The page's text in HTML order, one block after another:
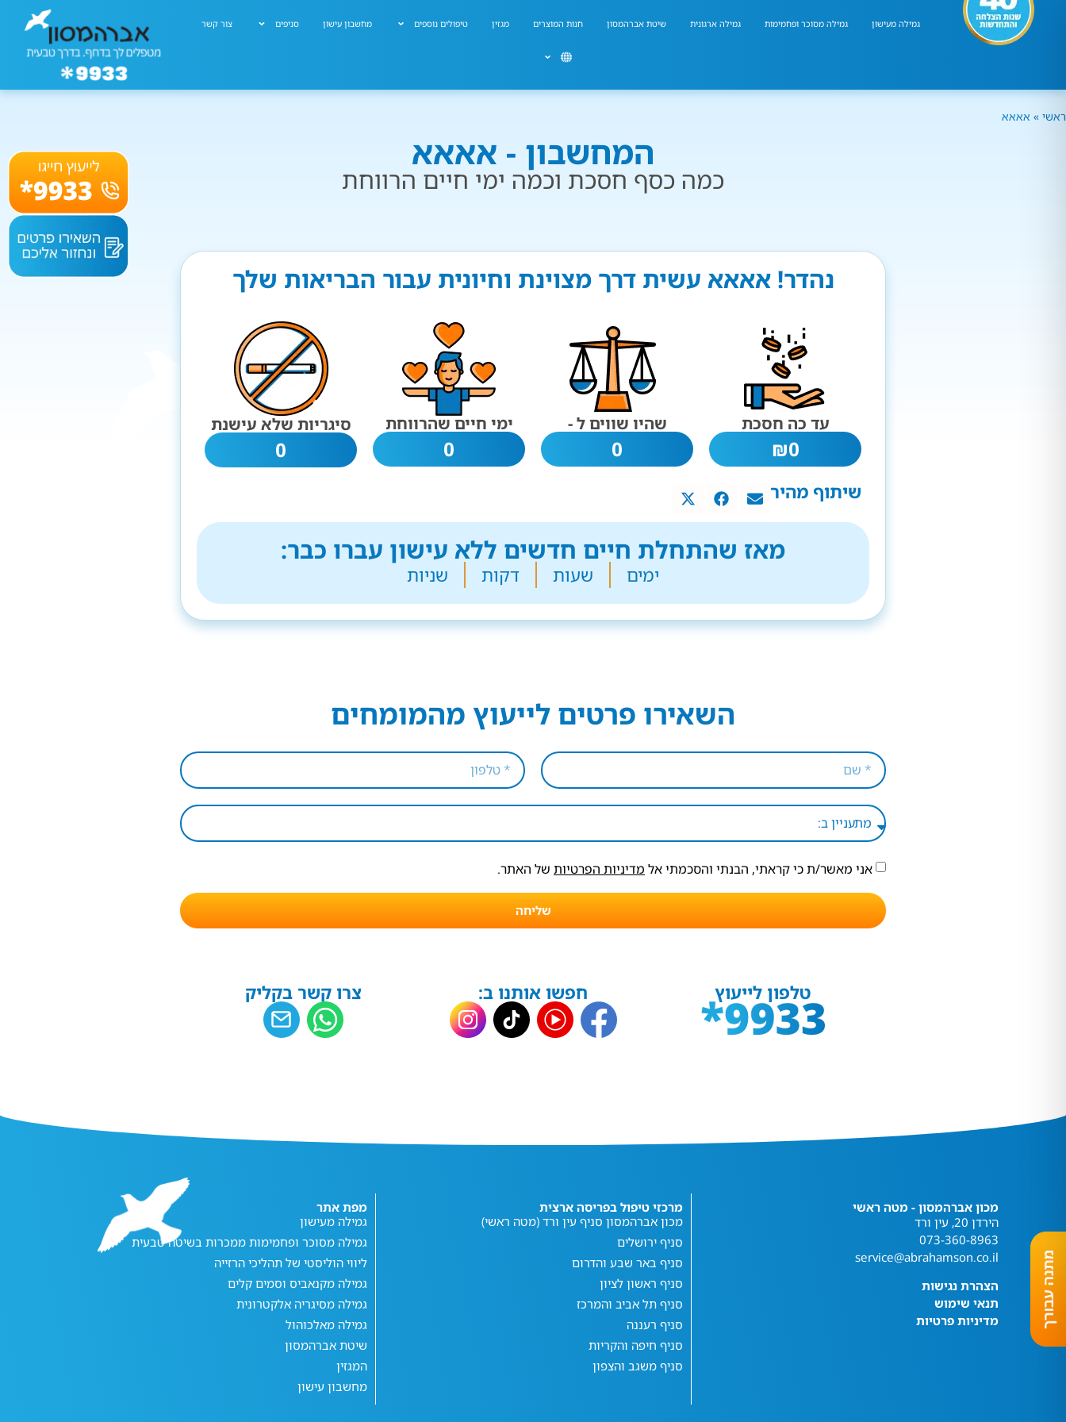
גמילה מעישון גמילה מסוכר ופחמימות גמילה ארגונית שיטת אברהמסון חנות המוצרים מגזין טיפולים נוספים מחשבון עישון סניפים צור קשר
ראשי » אאאא
המחשבון - אאאא
כמה כסף חסכת וכמה ימי חיים הרווחת
נהדר! אאאא עשית דרך מצוינת וחיונית עבור הבריאות שלך
עד כה חסכת
0
₪
שהיו שווים ל -
0
ימי חיים שהרווחת
0
סיגריות שלא עישנת
0
שיתוף מהיר
מאז שהתחלת חיים חדשים ללא עישון עברו כבר:
ימים שעות דקות שניות
השאירו פרטים לייעוץ מהמומחים
אני מאשר/ת כי קראתי, הבנתי והסכמתי אל מדיניות הפרטיות של האתר.
שליחה
טלפון לייעוץ חפשו אותנו ב: צרו קשר בקליק
מכון אברהמסון - מטה ראשי
הירדן 20, עין ורד
073-360-8963
service@abrahamson.co.il
הצהרת נגישות
תנאי שימוש
מדיניות פרטיות
מרכזי טיפול בפריסה ארצית
מכון אברהמסון סניף עין ורד (מטה ראשי)
סניף ירושלים
סניף באר שבע והדרום
סניף ראשון לציון
סניף תל אביב והמרכז
סניף רעננה
סניף חיפה והקריות
סניף משגב והצפון
מפת אתר
גמילה מעישון
גמילה מסוכר ופחמימות ממכרות בשיטה טבעית
ליווי הוליסטי של תהליכי הרזייה
גמילה מקנאביס וסמים קלים
גמילה מסיגריה אלקטרונית
גמילה מאלכוהול
שיטת אברהמסון
המגזין
מחשבון עישון